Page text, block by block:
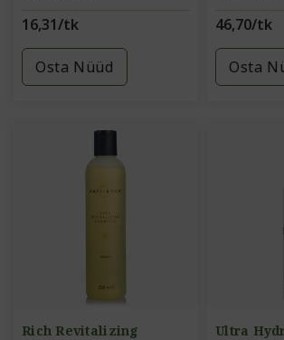
16,31/tk
Osta Nüüd
46,70/tk
Osta
Rich Revitalizing
Ultra